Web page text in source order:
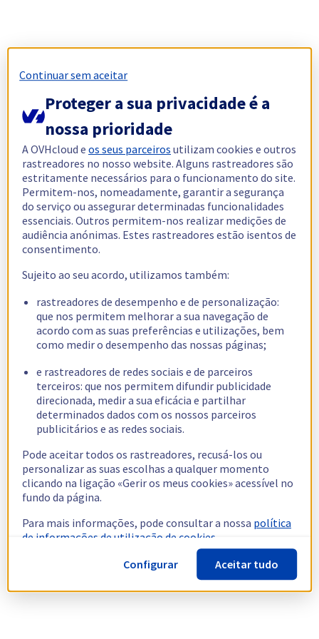
Continuar sem aceitar
Proteger a sua privacidade é a
nossa prioridade
A OVHcloud eos seus parceiros utilizam cookies e outros
rastreadores no nosso website. Alguns rastreadores são
estritamente necessários para o funcionamento do site.
Permitem-nos, nomeadamente, garantir a segurança
do serviço ou assegurar determinadas funcionalidades
essenciais. Outros permitem-nos realizar medições de
audiência anónimas. Estes rastreadores estão isentos de
consentimento.
Sujeito ao seu acordo, utilizamos também:
rastreadores de desempenho e de personalização:
que nos permitem melhorar a sua navegação de
acordo com as suas preferências e utilizações, bem
como medir o desempenho das nossas páginas;
e rastreadores de redes sociais e de parceiros
terceiros: que nos permitem difundir publicidade
direcionada, medir a sua eficácia e partilhar
determinados dados com os nossos parceiros
publicitários e as redes sociais.
Pode aceitar todos os rastreadores, recusá-los ou
personalizar as suas escolhas a qualquer momento
clicando na ligação «Gerir os meus cookies» acessível no
fundo da página.
Para mais informações, pode consultar a nossa política
de informações de utilização de cookies.
Configurar
Aceitar tudo